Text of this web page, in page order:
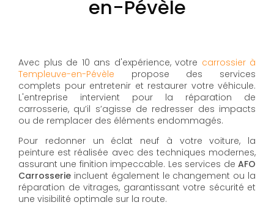
en-Pévèle
Avec plus de 10 ans d'expérience, votre carrossier à
Templeuve-en-Pévèle propose des services
complets pour entretenir et restaurer votre véhicule.
L'entreprise intervient pour la réparation de
carrosserie, qu’il s’agisse de redresser des impacts
ou de remplacer des éléments endommagés.
Pour redonner un éclat neuf à votre voiture, la
peinture est réalisée avec des techniques modernes,
assurant une finition impeccable. Les services de AFO
Carrosserie incluent également le changement ou la
réparation de vitrages, garantissant votre sécurité et
une visibilité optimale sur la route.